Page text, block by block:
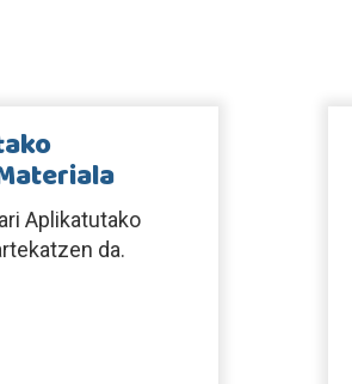
Aplikatutako
da.